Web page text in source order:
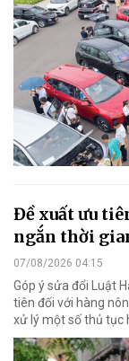
Đề xuất ưu
ngắn thời
07/08/2026 04:15
Góp ý sửa đổi Luật
tiên đối với hàng
xử lý một số thủ tục